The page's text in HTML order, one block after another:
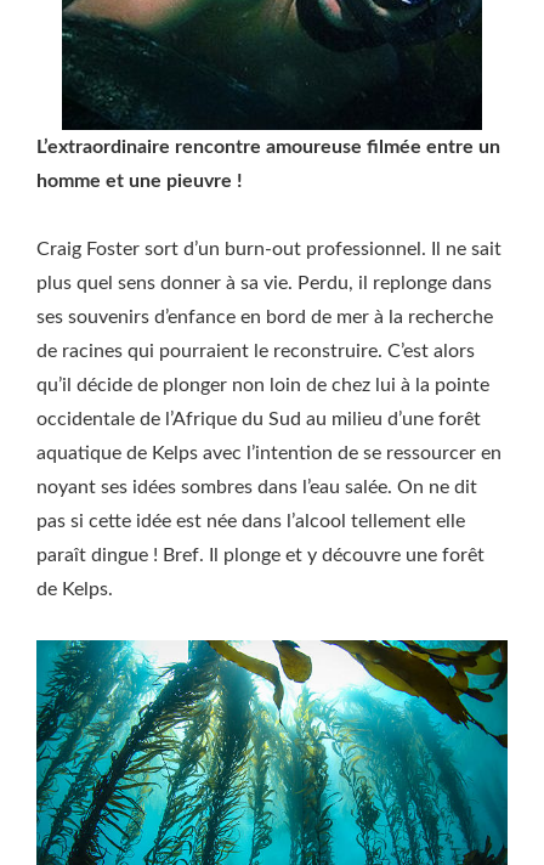
L’extraordinaire rencontre amoureuse filmée entre un
homme et une pieuvre !
Craig Foster sort d’un burn-out professionnel. Il ne sait
plus quel sens donner à sa vie. Perdu, il replonge dans
ses souvenirs d’enfance en bord de mer à la recherche
de racines qui pourraient le reconstruire. C’est alors
qu’il décide de plonger non loin de chez lui à la pointe
occidentale de l’Afrique du Sud au milieu d’une forêt
aquatique de Kelps avec l’intention de se ressourcer en
noyant ses idées sombres dans l’eau salée. On ne dit
pas si cette idée est née dans l’alcool tellement elle
paraît dingue ! Bref. Il plonge et y découvre une forêt
de Kelps.